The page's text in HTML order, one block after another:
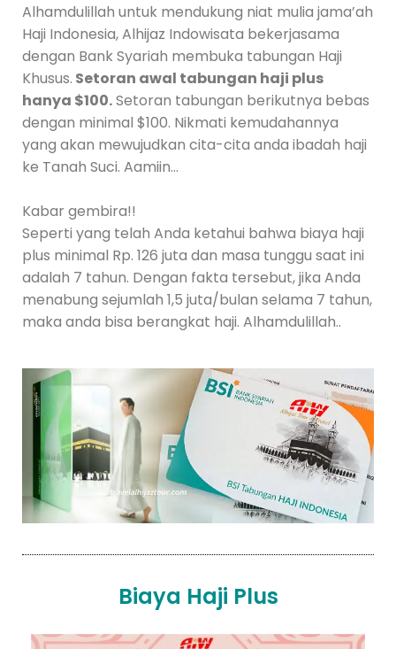
Alhamdulillah untuk mendukung niat mulia jama’ah
Haji Indonesia, Alhijaz Indowisata bekerjasama
dengan Bank Syariah membuka tabungan Haji
Khusus. Setoran awal tabungan haji plus
hanya $100.Setoran tabungan berikutnya bebas
dengan minimal $100. Nikmati kemudahannya
yang akan mewujudkan cita-cita anda ibadah haji
ke Tanah Suci. Aamiin…
Kabar gembira!!
Seperti yang telah Anda ketahui bahwa biaya haji
plus minimal Rp. 126 juta dan masa tunggu saat ini
adalah 7 tahun. Dengan fakta tersebut, jika Anda
menabung sejumlah 1,5 juta/bulan selama 7 tahun,
maka anda bisa berangkat haji. Alhamdulillah..
Biaya Haji Plus